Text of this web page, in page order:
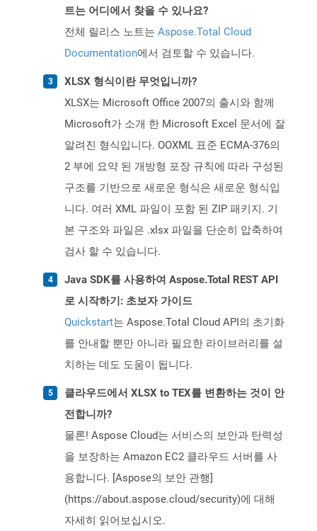
트는 어디에서 찾을 수 있나요?
전체 릴리스 노트는 Aspose.Total Cloud
Documentation에서 검토할 수 있습니다.
XLSX 형식이란 무엇입니까?
XLSX는 Microsoft Office 2007의 출시와 함께
Microsoft가 소개 한 Microsoft Excel 문서에 잘
알려진 형식입니다. OOXML 표준 ECMA-376의
2 부에 요약 된 개방형 포장 규칙에 따라 구성된
구조를 기반으로 새로운 형식은 새로운 형식입
니다. 여러 XML 파일이 포함 된 ZIP 패키지. 기
본 구조와 파일은 .xlsx 파일을 단순히 압축하여
검사 할 수 있습니다.
Java SDK를 사용하여 Aspose.Total REST API
로 시작하기: 초보자 가이드
Quickstart는 Aspose.Total Cloud API의 초기화
를 안내할 뿐만 아니라 필요한 라이브러리를 설
치하는 데도 도움이 됩니다.
클라우드에서 XLSX to TEX를 변환하는 것이 안
전합니까?
물론! Aspose Cloud는 서비스의 보안과 탄력성
을 보장하는 Amazon EC2 클라우드 서버를 사
용합니다. [Aspose의 보안 관행]
(https://about.aspose.cloud/security)에 대해
자세히 읽어보십시오.